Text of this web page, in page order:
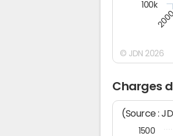
2000
100k
© JDN 2026
Charges
(Source :
1500